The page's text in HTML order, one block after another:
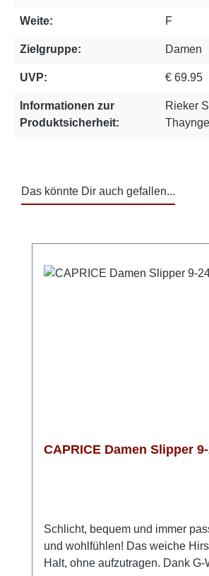
Weite: F
Zielgruppe: Damen
UVP: € 69.95
Informationen zur
Produktsicherheit:
Rieker
Das könnte Dir auch gefallen...
CAPRICE Damen Slipper
Schlicht, bequem und immer
und wohlfühlen! Das weiche
Halt, ohne aufzutragen. Dank